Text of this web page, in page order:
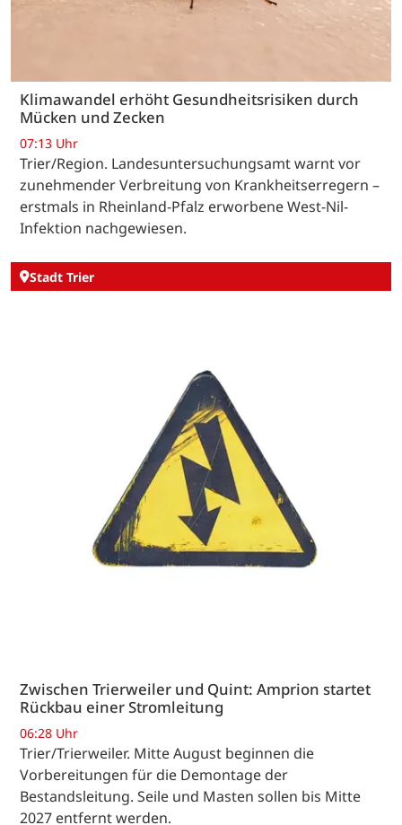
Klimawandel erhöht Gesundheitsrisiken durch
Mücken und Zecken
07:13 Uhr
Trier/Region. Landesuntersuchungsamt warnt vor
zunehmender Verbreitung von Krankheitserregern –
erstmals in Rheinland-Pfalz erworbene West-Nil-
Infektion nachgewiesen.
Stadt Trier
Zwischen Trierweiler und Quint: Amprion startet
Rückbau einer Stromleitung
06:28 Uhr
Trier/Trierweiler. Mitte August beginnen die
Vorbereitungen für die Demontage der
Bestandsleitung. Seile und Masten sollen bis Mitte
2027 entfernt werden.